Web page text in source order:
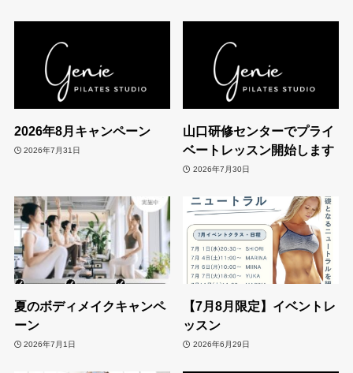
2026年8月キャンペーン
2026年7月31日
山口研修センターでプライ
ベートレッスン開始します
2026年7月30日
夏のボディメイクキャンペ
ーン
2026年7月1日
【7月8月限定】イベントレ
ッスン
2026年6月29日